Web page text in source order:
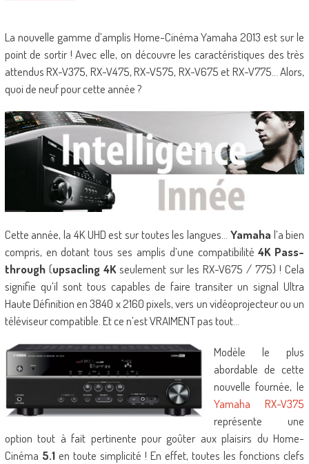
La nouvelle gamme d’amplis Home-Cinéma Yamaha 2013 est sur le
point de sortir ! Avec elle, on découvre les caractéristiques des très
attendus RX-V375, RX-V475, RX-V575, RX-V675 et RX-V775… Alors,
quoi de neuf pour cette année ?
Cette année, la 4K UHD est sur toutes les langues… Yamaha l’a bien
compris, en dotant tous ses amplis d’une compatibilité4K Pass-
through(upsacling 4Kseulement sur les RX-V675 / 775) ! Cela
signifie qu’il sont tous capables de faire transiter un signal Ultra
Haute Définition en 3840 x 2160 pixels, vers un vidéoprojecteur ou un
téléviseur compatible. Et ce n’est VRAIMENT pas tout…
Modèle le plus
abordable de cette
nouvelle fournée, le
Yamaha RX-V375
représente une
option tout à fait pertinente pour goûter aux plaisirs du Home-
Cinéma 5.1en toute simplicité ! En effet, toutes les fonctions clefs